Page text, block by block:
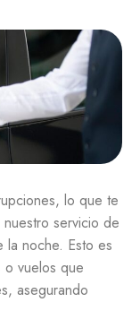
lo que te
servicio de
la noche. Esto es
o vuelos que
asegurando